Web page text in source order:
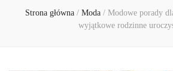
Strona główna / Moda / Modowe porady
wyjątkowe rodzinne